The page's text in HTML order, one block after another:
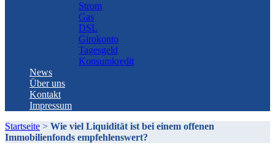
Strom
Gas
DSL
Girokonto
Tagesgeld
Konsumkredit
News
Über uns
Kontakt
Impressum
Startseite > Wie viel Liquidität ist bei einem offenen
Immobilienfonds empfehlenswert?